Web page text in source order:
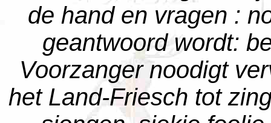
de hand en vragen :
geantwoord wordt:
Voorzanger noodigt
het Land-Friesch tot